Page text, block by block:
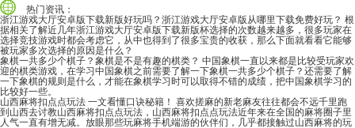
热门资讯：
浙江游戏大厅安卓版下载新版好玩吗？浙江游戏大厅安卓版从哪里下载免费好玩？ 根
据相关了解近几年浙江游戏大厅安卓版下载新版杯选择的次数越来越多，很多玩家在
选择竞技游戏时都会考虑它，从中也得到了很多宝贵的收获，那么下面就看看它能够
被玩家多次选择的原因是什么？
象棋一共多少个棋子？象棋是不是有趣的棋类？ 中国象棋一直以来都是比较受玩家欢
迎的棋类游戏，在学习中国象棋之前需要了解一下象棋一共多少个棋子？还需要了解
一下象棋的规则是什么，才能在象棋学习时可以取得不错的成绩，把中国象棋学习的
比较好一些。
山西麻将扣点点玩法 一文看懂口诀秘籍！ 喜欢搓麻的新老麻友往往都会不远千里跑
到山西去讨教山西麻将扣点点玩法，山西麻将扣点点玩法近年来在全国的麻将圈子里
人气一直有增无减。放眼那些玩麻将手机端游的伙伴们，几乎都接触过山西麻将的玩